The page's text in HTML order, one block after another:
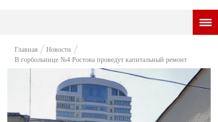
НОВОСТИ
ВОПРОС НЕДЕЛИ
ПРЕМЬЕРА
Главная
Новости
В горбольнице №4 Ростова проведут капитальный ремонт